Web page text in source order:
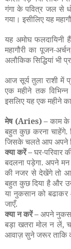
गंगा के पवित्र जल से
गया। इसीलिए यह
यह अमोघ फलदायिनी
महागौरी का पूजन-
अलौकिक सिद्धियां भी
आज सूर्य तुला राशी में
एक महीने तक
इसलिए यह एक महीने
मेष (Aries) – काम
बहुत कुछ करना चाहेंगे.
जिसके चलते आप अपने
क्या करें –घर-परिवार
बदलना पड़ेगा. अपने मन
की नजर से देखेंगे तो
बहुत कुछ दिया है और
या नुकसान को बढाकर
जाएँ.
क्या न करें –अपने
बड़ा खतरा मोल न लें,
आवाज़ सुने जरूर ताकि